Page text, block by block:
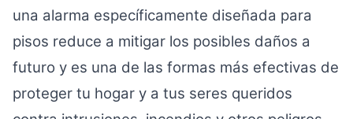
una alarma específicamente diseñada para
pisos reduce a mitigar los posibles daños a
futuro y es una de las formas más efectivas de
proteger tu hogar y a tus seres queridos